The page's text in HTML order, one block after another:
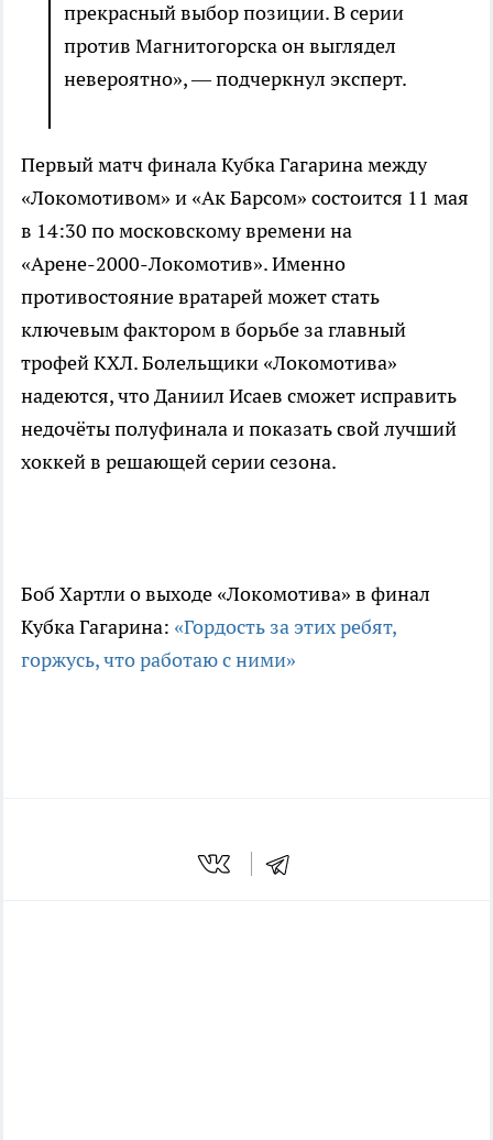
прекрасный выбор позиции. В серии
против Магнитогорска он выглядел
невероятно», — подчеркнул эксперт.
Первый матч финала Кубка Гагарина между
«Локомотивом» и «Ак Барсом» состоится 11 мая
в 14:30 по московскому времени на
«Арене-2000-Локомотив». Именно
противостояние вратарей может стать
ключевым фактором в борьбе за главный
трофей КХЛ. Болельщики «Локомотива»
надеются, что Даниил Исаев сможет исправить
недочёты полуфинала и показать свой лучший
хоккей в решающей серии сезона.
Боб Хартли о выходе «Локомотива» в финал
Кубка Гагарина: «Гордость за этих ребят,
горжусь, что работаю с ними»